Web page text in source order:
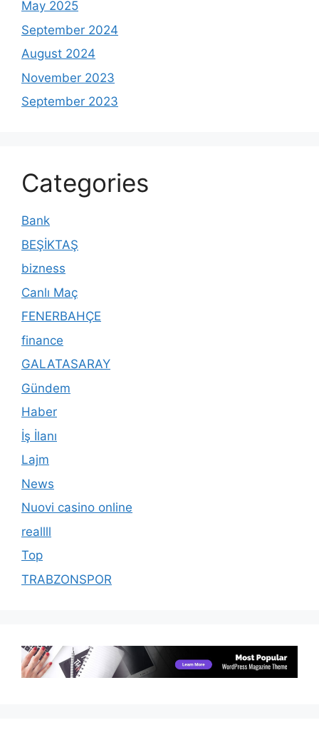
May 2025
September 2024
August 2024
November 2023
September 2023
Categories
Bank
BEŞİKTAŞ
bizness
Canlı Maç
FENERBAHÇE
finance
GALATASARAY
Gündem
Haber
İş İlanı
Lajm
News
Nuovi casino online
reallll
Top
TRABZONSPOR